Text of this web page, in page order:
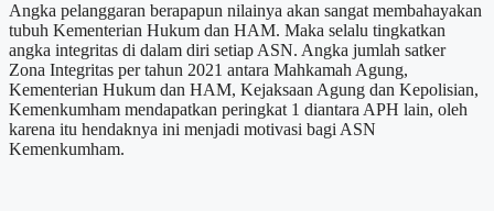
Angka pelanggaran berapapun nilainya akan sangat membahayakan
tubuh Kementerian Hukum dan HAM. Maka selalu tingkatkan
angka integritas di dalam diri setiap ASN. Angka jumlah satker
Zona Integritas per tahun 2021 antara Mahkamah Agung,
Kementerian Hukum dan HAM, Kejaksaan Agung dan Kepolisian,
Kemenkumham mendapatkan peringkat 1 diantara APH lain, oleh
karena itu hendaknya ini menjadi motivasi bagi ASN
Kemenkumham.